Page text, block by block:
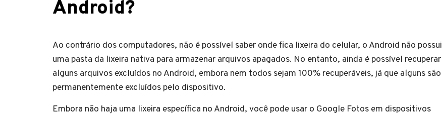
Android?
Ao contrário dos computadores, não é possível saber onde fica lixeira do celular, o Android não possui
uma pasta da lixeira nativa para armazenar arquivos apagados. No entanto, ainda é possível recuperar
alguns arquivos excluídos no Android, embora nem todos sejam 100% recuperáveis, já que alguns são
permanentemente excluídos pelo dispositivo.
Embora não haja uma lixeira específica no Android, você pode usar o Google Fotos em dispositivos